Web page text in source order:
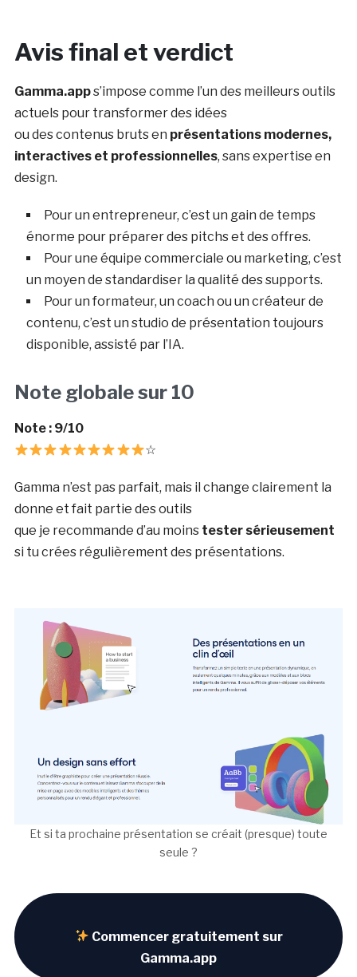
Avis final et verdict
Gamma.apps’impose comme l’un des meilleurs outils
actuels pour transformer des idées
ou des contenus bruts en présentations modernes,
interactives et professionnelles, sans expertise en
design.
Pour un entrepreneur, c’est un gain de temps
énorme pour préparer des pitchs et des offres.
Pour une équipe commerciale ou marketing, c’est
un moyen de standardiser la qualité des supports.
Pour un formateur, un coach ou un créateur de
contenu, c’est un studio de présentation toujours
disponible, assisté par l’IA.
Note globale sur 10
Note : 9/10
☆
Gamma n’est pas parfait, mais il change clairement la
donne et fait partie des outils
que je recommande d’au moins tester sérieusement
si tu crées régulièrement des présentations.
Et si ta prochaine présentation se créait (presque) toute
seule ?
Commencer gratuitement sur
Gamma.app